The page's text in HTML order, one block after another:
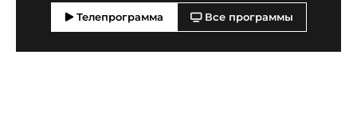
Телепрограмма Все программы